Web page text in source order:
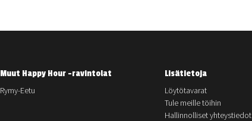
Muut Happy Hour -ravintolat
Rymy-Eetu
Lisätietoja
Löytötavarat
Tule meille töihin
Hallinnolliset yhteystiedot